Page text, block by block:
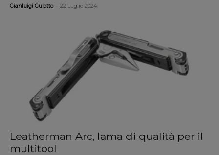
Gianluigi Guiotto 22 Luglio 2024
Leatherman Arc, lama di qualità per il
multitool